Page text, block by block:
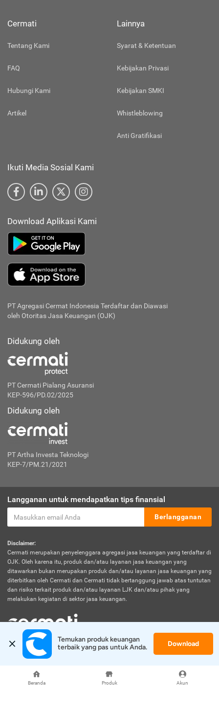
Beranda Produk Akun
Cermati
Tentang Kami
FAQ
Hubungi Kami
Artikel
Lainnya
Syarat & Ketentuan
Kebijakan Privasi
Kebijakan SMKI
Whistleblowing
Anti Gratifikasi
Ikuti Media Sosial Kami
Download Aplikasi Kami
PT Agregasi Cermat Indonesia Terdaftar dan Diawasi
oleh Otoritas Jasa Keuangan (OJK)
Didukung oleh
PT Cermati Pialang Asuransi
KEP-596/PD.02/2025
Didukung oleh
PT Artha Investa Teknologi
KEP-7/PM.21/2021
Langganan untuk mendapatkan tips finansial
Berlangganan
Disclaimer:
Cermati merupakan penyelenggara agregasi jasa keuangan yang terdaftar di
OJK. Oleh karena itu, produk dan/atau layanan jasa keuangan yang
ditawarkan bukan merupakan produk dan/atau layanan jasa keuangan yang
diterbitkan oleh Cermati dan Cermati tidak bertanggung jawab atas tuntutan
dan risiko terkait produk dan/atau layanan LJK dan/atau pihak yang
melakukan kegiatan di sektor jasa keuangan.
© 2026 Cermati. All Rights Reserved.
Temukan produk keuangan
terbaik yang pas untuk Anda.
Download